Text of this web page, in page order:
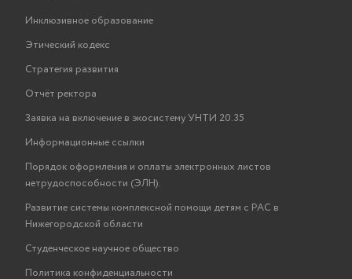
Инклюзивное образование
Этический кодекс
Стратегия развития
Отчёт ректора
Заявка на включение в экосистему УНТИ 20.35
Информационные ссылки
Порядок оформления и оплаты электронных листов
нетрудоспособности (ЭЛН).
Развитие системы комплексной помощи детям с РАС в
Нижегородской области
Студенческое научное общество
Политика конфиденциальности